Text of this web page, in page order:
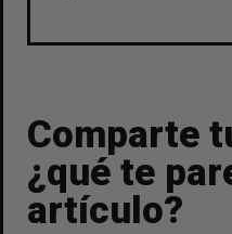
Comparte
¿qué te
artículo?